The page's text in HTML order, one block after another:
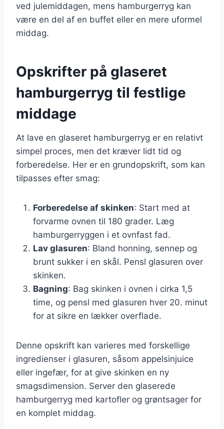
ved julemiddagen, mens hamburgerryg kan
være en del af en buffet eller en mere uformel
middag.
Opskrifter på glaseret
hamburgerryg til festlige
middage
At lave en glaseret hamburgerryg er en relativt
simpel proces, men det kræver lidt tid og
forberedelse. Her er en grundopskrift, som kan
tilpasses efter smag:
Forberedelse af skinken: Start med at
forvarme ovnen til 180 grader. Læg
hamburgerryggen i et ovnfast fad.
Lav glasuren: Bland honning, sennep og
brunt sukker i en skål. Pensl glasuren over
skinken.
Bagning: Bag skinken i ovnen i cirka 1,5
time, og pensl med glasuren hver 20. minut
for at sikre en lækker overflade.
Denne opskrift kan varieres med forskellige
ingredienser i glasuren, såsom appelsinjuice
eller ingefær, for at give skinken en ny
smagsdimension. Server den glaserede
hamburgerryg med kartofler og grøntsager for
en komplet middag.